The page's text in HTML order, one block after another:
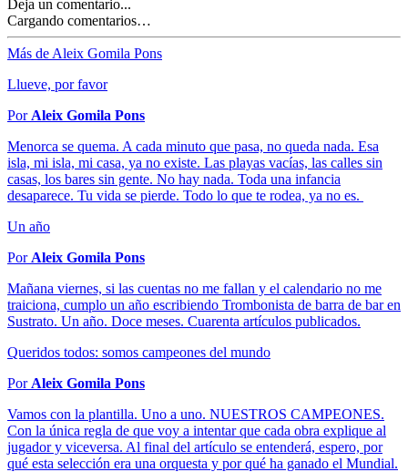
Deja un comentario...
Cargando comentarios…
Más de Aleix Gomila Pons
Llueve, por favor
Por Aleix Gomila Pons
Menorca se quema. A cada minuto que pasa, no queda nada. Esa
isla, mi isla, mi casa, ya no existe. Las playas vacías, las calles sin
casas, los bares sin gente. No hay nada. Toda una infancia
desaparece. Tu vida se pierde. Todo lo que te rodea, ya no es.
Un año
Por Aleix Gomila Pons
Mañana viernes, si las cuentas no me fallan y el calendario no me
traiciona, cumplo un año escribiendo Trombonista de barra de bar en
Sustrato. Un año. Doce meses. Cuarenta artículos publicados.
Queridos todos: somos campeones del mundo
Por Aleix Gomila Pons
Vamos con la plantilla. Uno a uno. NUESTROS CAMPEONES.
Con la única regla de que voy a intentar que cada obra explique al
jugador y viceversa. Al final del artículo se entenderá, espero, por
qué esta selección era una orquesta y por qué ha ganado el Mundial.